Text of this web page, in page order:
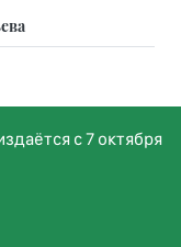
с 7 октября